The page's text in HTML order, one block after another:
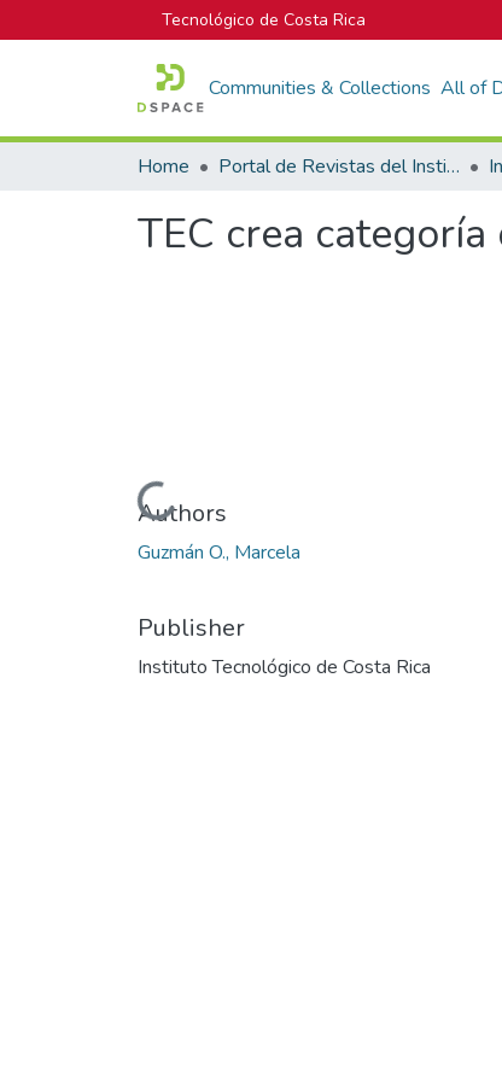
Tecnológico de Costa Rica
Communities & Collections All of
Home Portal de Revistas del Instituto Tecnológico de Costa Rica
TEC crea
Loading...
Authors
Guzmán O., Marcela
Publisher
Instituto Tecnológico de Costa Rica